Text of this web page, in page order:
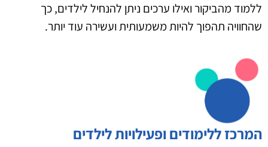
ללמוד מהביקור ואילו ערכים ניתן להנחיל לילדים, כך
שהחוויה תהפוך להיות משמעותית ועשירה עוד יותר.
המרכז ללימודים ופעילויות לילדים